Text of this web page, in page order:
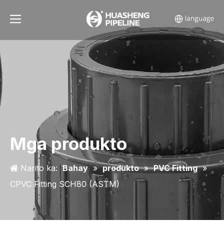
Mga produkto
Narito ka: Bahay » produkto » PVC Fitting »
CPVC Fitting SCH80 (ASTM)